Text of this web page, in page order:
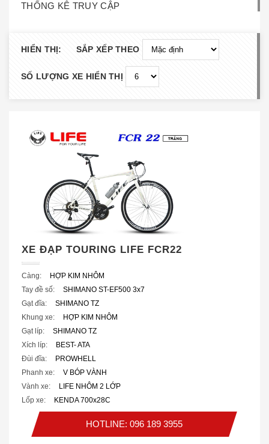
THỐNG KÊ TRUY CẬP
HIỂN THỊ: SẮP XẾP THEO
SỐ LƯỢNG XE HIỂN THỊ
XE ĐẠP TOURING LIFE FCR22
Càng:
HỢP KIM NHÔM
Tay đề số:
SHIMANO ST-EF500 3x7
Gạt đĩa:
SHIMANO TZ
Khung xe:
HỢP KIM NHÔM
Gạt líp:
SHIMANO TZ
Xích líp:
BEST- ATA
Đùi đĩa:
PROWHELL
Phanh xe:
V BÓP VÀNH
Vành xe:
LIFE NHÔM 2 LỚP
Lốp xe:
KENDA 700x28C
HOTLINE: 096 189 3955